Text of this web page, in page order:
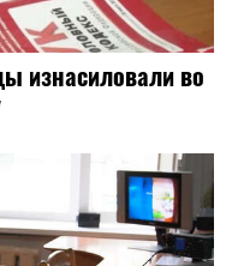
изнасиловали во